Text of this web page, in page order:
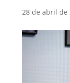
28 de abril de